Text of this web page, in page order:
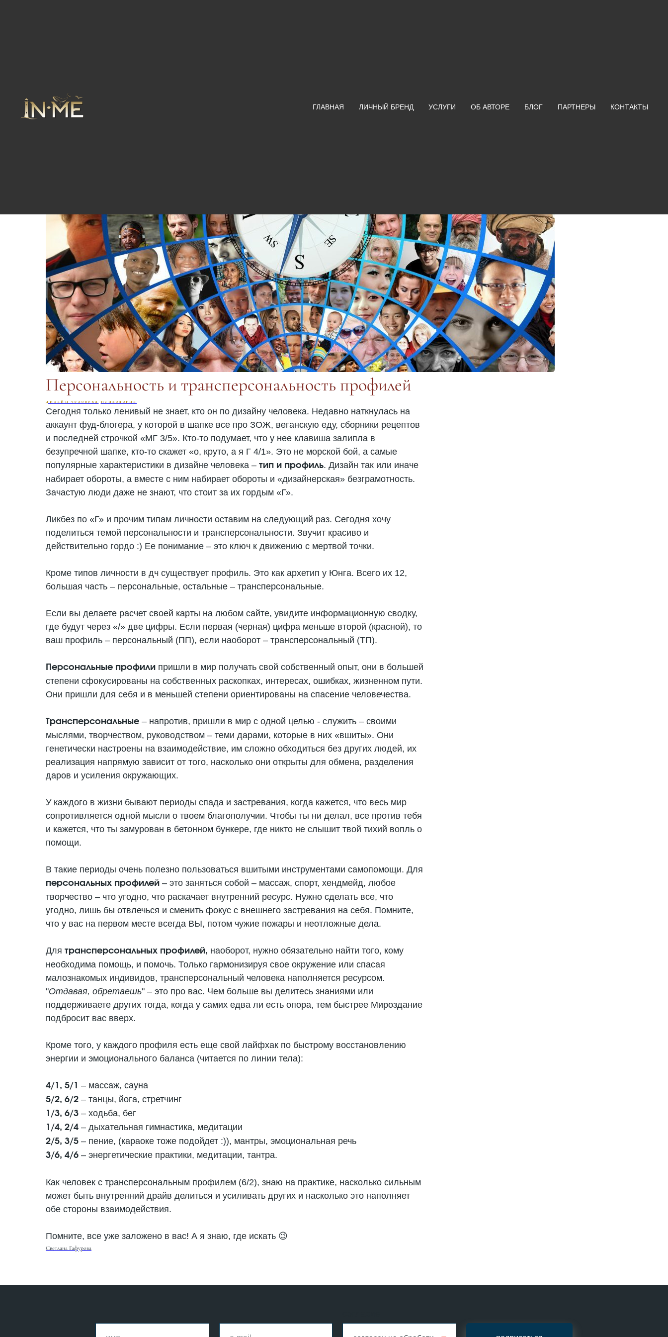
ГЛАВНАЯ ЛИЧНЫЙ БРЕНД УСЛУГИ ОБ АВТОРЕ БЛОГ ПАРТНЕРЫ КОНТАКТЫ
Персональность и трансперсональность профилей
дизайн человека психология
Сегодня только ленивый не знает, кто он по дизайну человека. Недавно наткнулась на
аккаунт фуд-блогера, у которой в шапке все про ЗОЖ, веганскую еду, сборники рецептов
и последней строчкой «МГ 3/5». Кто-то подумает, что у нее клавиша залипла в
безупречной шапке, кто-то скажет «о, круто, а я Г 4/1». Это не морской бой, а самые
популярные характеристики в дизайне человека – тип и профиль. Дизайн так или иначе
набирает обороты, а вместе с ним набирает обороты и «дизайнерская» безграмотность.
Зачастую люди даже не знают, что стоит за их гордым «Г».
Ликбез по «Г» и прочим типам личности оставим на следующий раз. Сегодня хочу
поделиться темой персональности и трансперсональности. Звучит красиво и
действительно гордо :) Ее понимание – это ключ к движению с мертвой точки.
Кроме типов личности в дч существует профиль. Это как архетип у Юнга. Всего их 12,
большая часть – персональные, остальные – трансперсональные.
Если вы делаете расчет своей карты на любом сайте, увидите информационную сводку,
где будут через «/» две цифры. Если первая (черная) цифра меньше второй (красной), то
ваш профиль – персональный (ПП), если наоборот – трансперсональный (ТП).
Персональные профили пришли в мир получать свой собственный опыт, они в большей
степени сфокусированы на собственных раскопках, интересах, ошибках, жизненном пути.
Они пришли для себя и в меньшей степени ориентированы на спасение человечества.
Трансперсональные – напротив, пришли в мир с одной целью - служить – своими
мыслями, творчеством, руководством – теми дарами, которые в них «вшиты». Они
генетически настроены на взаимодействие, им сложно обходиться без других людей, их
реализация напрямую зависит от того, насколько они открыты для обмена, разделения
даров и усиления окружающих.
У каждого в жизни бывают периоды спада и застревания, когда кажется, что весь мир
сопротивляется одной мысли о твоем благополучии. Чтобы ты ни делал, все против тебя
и кажется, что ты замурован в бетонном бункере, где никто не слышит твой тихий вопль о
помощи.
В такие периоды очень полезно пользоваться вшитыми инструментами самопомощи. Для
персональных профилей – это заняться собой – массаж, спорт, хендмейд, любое
творчество – что угодно, что раскачает внутренний ресурс. Нужно сделать все, что
угодно, лишь бы отвлечься и сменить фокус с внешнего застревания на себя. Помните,
что у вас на первом месте всегда ВЫ, потом чужие пожары и неотложные дела.
Для трансперсональных профилей, наоборот, нужно обязательно найти того, кому
необходима помощь, и помочь. Только гармонизируя свое окружение или спасая
малознакомых индивидов, трансперсональный человека наполняется ресурсом.
"Отдавая, обретаешь" – это про вас. Чем больше вы делитесь знаниями или
поддерживаете других тогда, когда у самих едва ли есть опора, тем быстрее Мироздание
подбросит вас вверх.
Кроме того, у каждого профиля есть еще свой лайфхак по быстрому восстановлению
энергии и эмоционального баланса (читается по линии тела):
4/1, 5/1 – массаж, сауна
5/2, 6/2 – танцы, йога, стретчинг
1/3, 6/3 – ходьба, бег
1/4, 2/4 – дыхательная гимнастика, медитации
2/5, 3/5 – пение, (караоке тоже подойдет :)), мантры, эмоциональная речь
3/6, 4/6 – энергетические практики, медитации, тантра.
Как человек с трансперсональным профилем (6/2), знаю на практике, насколько сильным
может быть внутренний драйв делиться и усиливать других и насколько это наполняет
обе стороны взаимодействия.
Помните, все уже заложено в вас! А я знаю, где искать 😉
Светлана Гафурова